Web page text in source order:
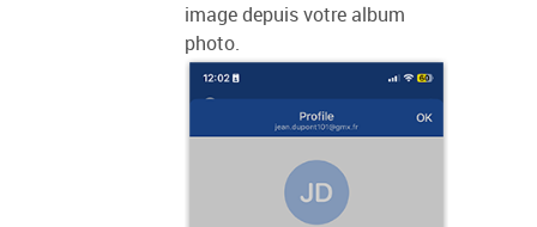
image depuis votre album
photo.